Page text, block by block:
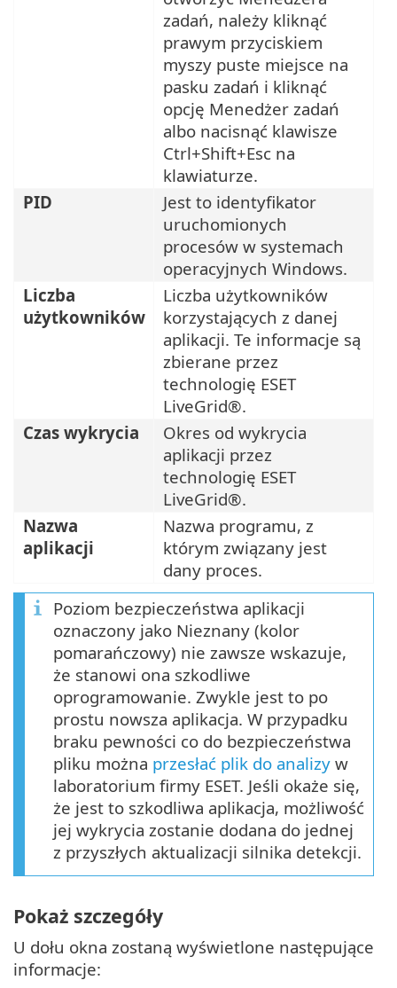
zadań, należy kliknąć
prawym przyciskiem
myszy puste miejsce na
pasku zadań i kliknąć
opcję Menedżer zadań
albo nacisnąć klawisze
Ctrl+Shift+Esc na
klawiaturze.
PID
Jest to identyfikator
uruchomionych
procesów w systemach
operacyjnych Windows.
Liczba
użytkowników
Liczba użytkowników
korzystających z danej
aplikacji. Te informacje są
zbierane przez
technologię ESET
LiveGrid®.
Czas wykrycia
Okres od wykrycia
aplikacji przez
technologię ESET
LiveGrid®.
Nazwa
aplikacji
Nazwa programu, z
którym związany jest
dany proces.
Poziom bezpieczeństwa aplikacji
oznaczony jako Nieznany (kolor
pomarańczowy) nie zawsze wskazuje,
że stanowi ona szkodliwe
oprogramowanie. Zwykle jest to po
prostu nowsza aplikacja. W przypadku
braku pewności co do bezpieczeństwa
pliku można przesłać plik do analizy w
laboratorium firmy ESET. Jeśli okaże się,
że jest to szkodliwa aplikacja, możliwość
jej wykrycia zostanie dodana do jednej
z przyszłych aktualizacji silnika detekcji.
Pokaż szczegóły
U dołu okna zostaną wyświetlone następujące
informacje: